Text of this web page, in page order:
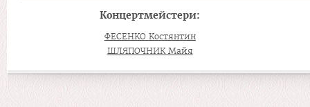
Концертмейстери:
ФЕСЕНКО Костянтин
ШЛЯПОЧНИК Майя